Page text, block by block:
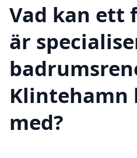
Vad kan ett
är
med?